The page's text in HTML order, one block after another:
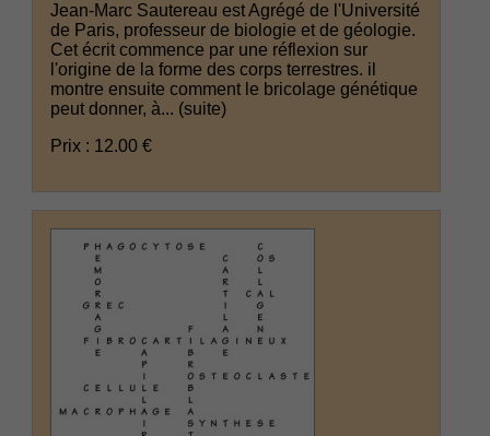
Jean-Marc Sautereau est Agrégé de l'Université
de Paris, professeur de biologie et de géologie.
Cet écrit commence par une réflexion sur
l'origine de la forme des corps terrestres. il
montre ensuite comment le bricolage génétique
peut donner, à... (suite)
Prix : 12.00 €